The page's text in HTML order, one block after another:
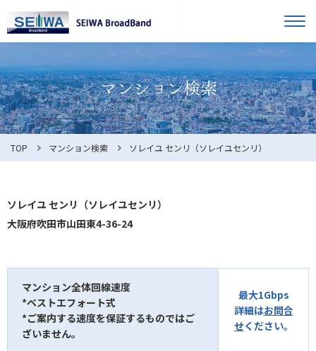
オーナー様へ
入居者様へ
お知らせ
利用規約
お問合せ マンション検索
TOP マンション検索 ソレイユ センリ（ソレイユセンリ）
ソレイユ センリ（ソレイユセンリ）
大阪府吹田市山田東4-36-24
マンション全体回線速度
*ベストエフォート式
*ご案内する速度を保証するものではご
ざいません。
最大1Gbps
詳細はお問合
せください。